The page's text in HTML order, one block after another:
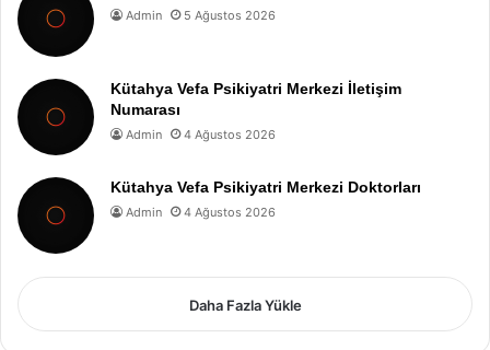
Admin 5 Ağustos 2026
Kütahya Vefa Psikiyatri Merkezi İletişim
Numarası
Admin 4 Ağustos 2026
Kütahya Vefa Psikiyatri Merkezi Doktorları
Admin 4 Ağustos 2026
Daha Fazla Yükle